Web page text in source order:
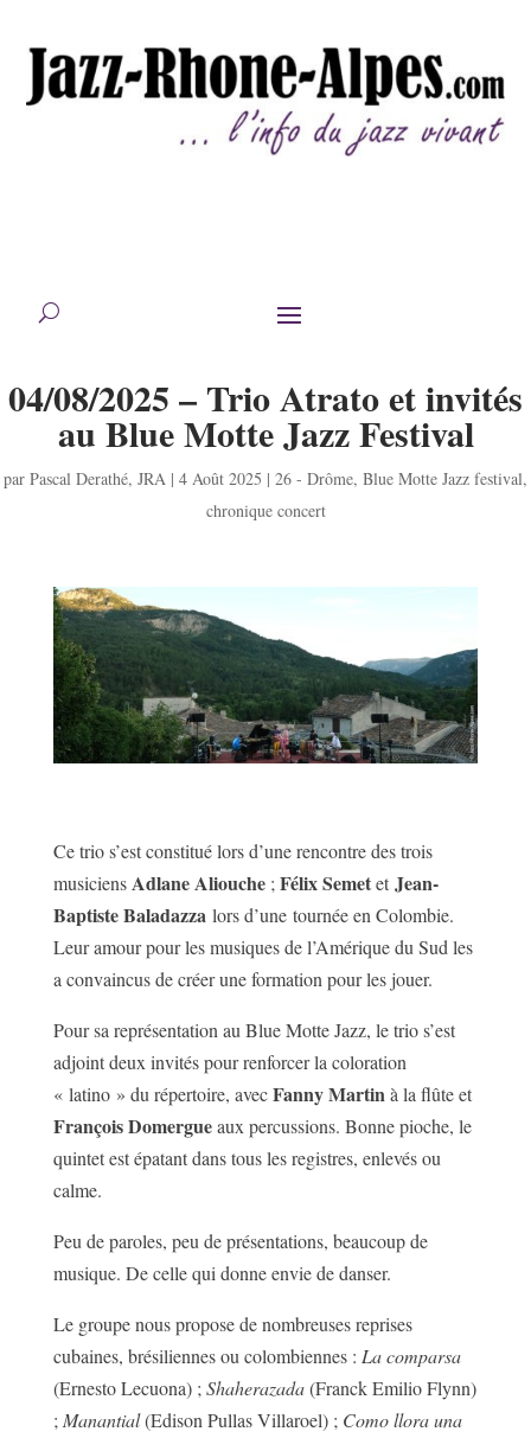
04/08/2025 – Trio Atrato et invités
au Blue Motte Jazz Festival
par Pascal Derathé, JRA | 4 Août 2025 | 26 - Drôme, Blue Motte Jazz festival,
chronique concert
Ce trio s’est constitué lors d’une rencontre des trois
musiciensAdlane Aliouche; Félix Semetet Jean-
Baptiste Baladazza lors d’une tournée en Colombie.
Leur amour pour les musiques de l’Amérique du Sud les
a convaincus de créer une formation pour les jouer.
Pour sa représentation au Blue Motte Jazz, le trio s’est
adjoint deux invités pour renforcer la coloration
« latino » du répertoire, avecFanny Martin à la flûte et
François Domergueaux percussions. Bonne pioche, le
quintet est épatant dans tous les registres, enlevés ou
calme.
Peu de paroles, peu de présentations, beaucoup de
musique. De celle qui donne envie de danser.
Le groupe nous propose de nombreuses reprises
cubaines, brésiliennes ou colombiennes : La comparsa
(Ernesto Lecuona) ; Shaherazada(Franck Emilio Flynn)
; Manantial(Edison Pullas Villaroel) ; Como llora una